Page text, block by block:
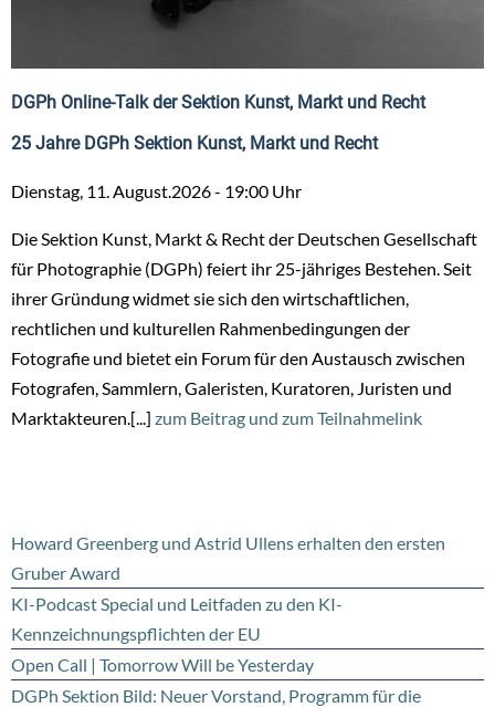
DGPh Online-Talk der Sektion Kunst, Markt und Recht
25 Jahre DGPh Sektion Kunst, Markt und Recht
Dienstag, 11. August.2026 - 19:00 Uhr
Die Sektion Kunst, Markt & Recht der Deutschen Gesellschaft
für Photographie (DGPh) feiert ihr 25-jähriges Bestehen. Seit
ihrer Gründung widmet sie sich den wirtschaftlichen,
rechtlichen und kulturellen Rahmenbedingungen der
Fotografie und bietet ein Forum für den Austausch zwischen
Fotografen, Sammlern, Galeristen, Kuratoren, Juristen und
Marktakteuren.[...] zum Beitrag und zum Teilnahmelink
Howard Greenberg und Astrid Ullens erhalten den ersten
Gruber Award
KI-Podcast Special und Leitfaden zu den KI-
Kennzeichnungspflichten der EU
Open Call | Tomorrow Will be Yesterday
DGPh Sektion Bild: Neuer Vorstand, Programm für die